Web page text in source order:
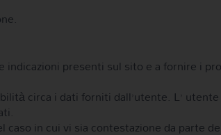
presenti sul sito e a fornire i
circa i dati forniti dall’utente. L’
in cui vi sia contestazione da parte